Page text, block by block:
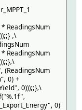
ReadingsNum
,\
ReadingsNum
(ReadingsNum
0) +
0)));;},\
0)